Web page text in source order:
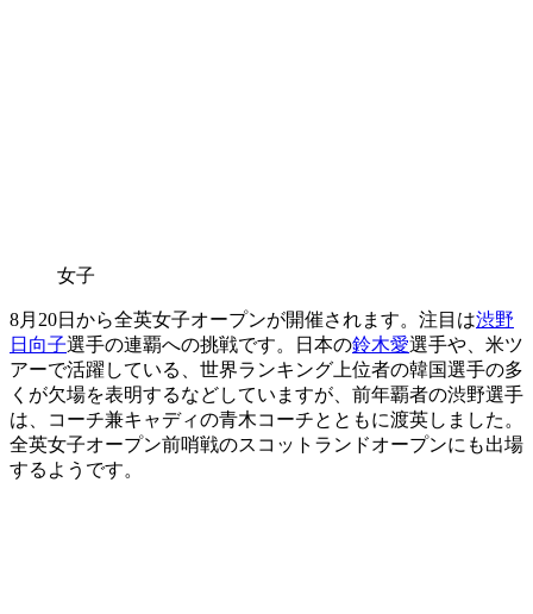
女子
8月20日から全英女子オープンが開催されます。注目は渋野
日向子選手の連覇への挑戦です。日本の鈴木愛選手や、米ツ
アーで活躍している、世界ランキング上位者の韓国選手の多
くが欠場を表明するなどしていますが、前年覇者の渋野選手
は、コーチ兼キャディの青木コーチとともに渡英しました。
全英女子オープン前哨戦のスコットランドオープンにも出場
するようです。